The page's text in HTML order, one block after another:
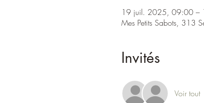
19 juil. 2025, 09:00 –
Mes Petits Sabots, 313
Invités
Voir tout